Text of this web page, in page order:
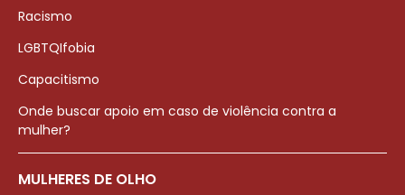
Racismo
LGBTQIfobia
Capacitismo
Onde buscar apoio em caso de violência contra a
mulher?
MULHERES DE OLHO